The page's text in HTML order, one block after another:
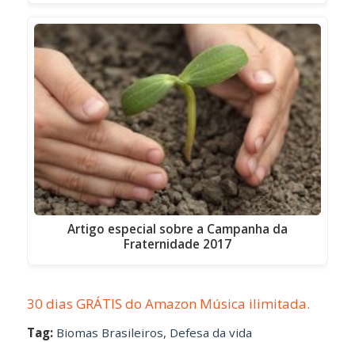
Artigo especial sobre a Campanha da
Fraternidade 2017
30 dias GRÁTIS do Amazon Música ilimitada.
Tag: Biomas Brasileiros, Defesa da vida